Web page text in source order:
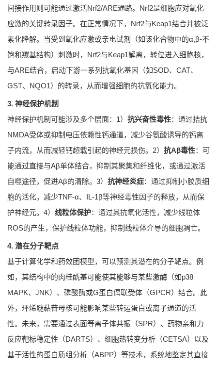
间接作用则可能通过激活Nrf2/ARE通路。Nrf2是细胞应对氧化
应激的关键转录因子。在正常情况下，Nrf2与Keap1结合并被泛
素化降解。当受到氧化应激或亲电试剂（如该化合物中的α,β-不
饱和羰基结构）刺激时，Nrf2与Keap1解离，转位进入细胞核，
与ARE结合，启动下游一系列抗氧化基因（如SOD、CAT、
GST、NQO1）的转录，从而增强细胞的抗氧化能力。
3. 神经保护机制
神经保护机制可能涉及多个层面：1） 抗兴奋性毒性：通过拮抗
NMDA受体或抑制电压依赖性钙通道，减少谷氨酸诱导的钙离
子内流，从而减轻钙超载引起的神经元损伤。2） 抗Aβ毒性：可
能通过直接与Aβ单体结合，抑制其聚集和纤维化，或通过激活
自噬途径，促进Aβ的清除。3） 抗神经炎症：通过抑制小胶质细
胞的活化，减少TNF-α、IL-1β等神经毒性因子的释放，从而保
护神经元。4） 线粒体保护：通过其抗氧化活性，减少线粒体
ROS的产生，保护线粒体功能，抑制线粒体介导的细胞凋亡。
4. 潜在分子靶点
基于计算化学和药效团模型，可以预测其潜在的分子靶点。例
如，其结构中的肉桂酰基可能使其能够与某些激酶（如p38
MAPK、JNK）、磷酸酶或G蛋白偶联受体（GPCR）结合。此
外，环烯醚萜苷母核可能影响某些转运蛋白或离子通道的活
性。未来，需要通过表面等离子体共振（SPR）、药物亲和力
反应靶标稳定性（DARTS）、细胞热转变分析（CETSA）以及
基于活性的蛋白质组分析（ABPP）等技术，系统地鉴定其直接